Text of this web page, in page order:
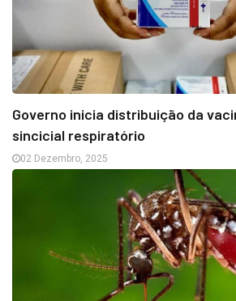
Governo inicia distribuição da
sincicial respiratório
02 Dezembro, 2025